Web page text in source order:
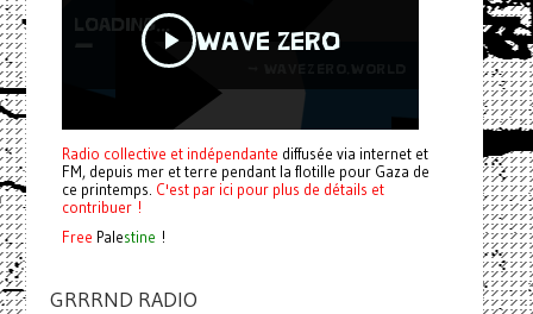
Radio collective et indépendante diffusée via internet et
FM, depuis mer et terre pendant la flotille pour Gaza de
ce printemps. C'est par ici pour plus de détails et
contribuer !
Free Palestine !
GRRRND RADIO